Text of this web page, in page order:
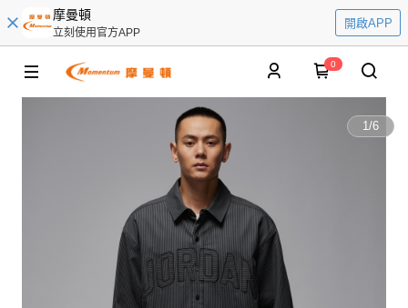
摩曼頓
立刻使用官方APP
開啟APP
0
1/6